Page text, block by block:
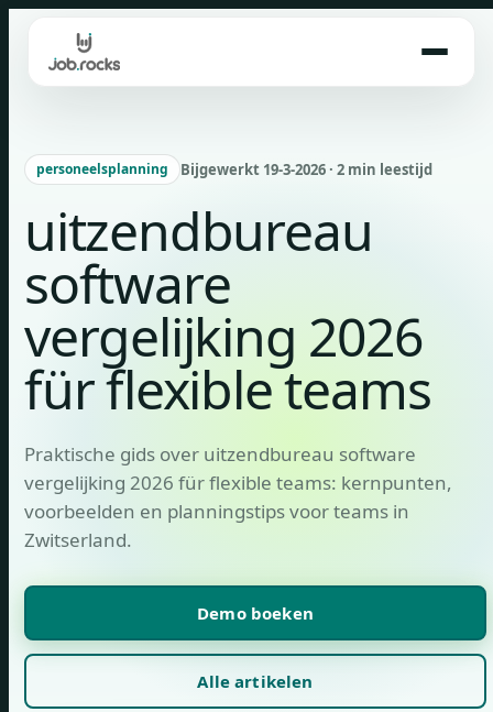
content
personeelsplanning Bijgewerkt 19-3-2026 · 2 min leestijd
uitzendbureau
software
vergelijking 2026
für flexible teams
Praktische gids over uitzendbureau software
vergelijking 2026 für flexible teams: kernpunten,
voorbeelden en planningstips voor teams in
Zwitserland.
Demo boeken
Alle artikelen